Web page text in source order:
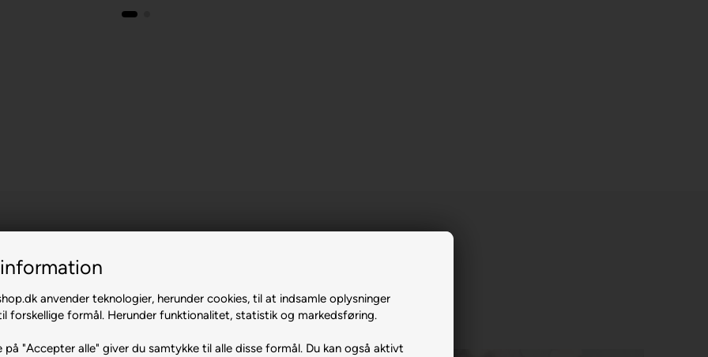
anvender teknologier, herunder cookies, til at indsamle oplysninger
forskellige formål. Herunder funktionalitet, statistik og markedsføring.
på "Accepter alle" giver du samtykke til alle disse formål. Du kan også aktivt